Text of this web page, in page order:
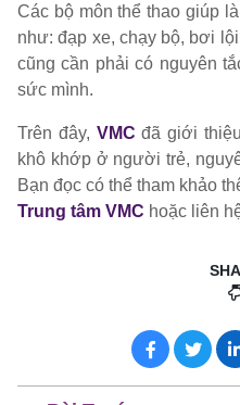
Các bộ môn thể thao giúp
như: đạp xe, chạy bộ, bơi
cũng cần phải có nguyên
sức mình.
Trên đây, VMC đã giới
khô khớp ở người trẻ,
Bạn đọc có thể tham khảo
Trung tâm VMC hoặc liên